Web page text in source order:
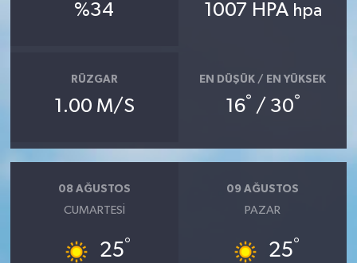
%34 1007 HPA hpa
RÜZGAR
1.00 M/S
EN DÜŞÜK / EN YÜKSEK
16° / 30°
08 AĞUSTOS
CUMARTESI
25°
09 AĞUSTOS
PAZAR
25°